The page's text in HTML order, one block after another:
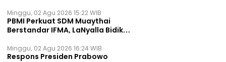
Permanen
Minggu, 02 Agu 2026 15:22 WIB
PBMI Perkuat SDM Muaythai
Berstandar IFMA, LaNyalla Bidik
Minggu, 02 Agu 2026 16:24 WIB
Respons Presiden Prabowo